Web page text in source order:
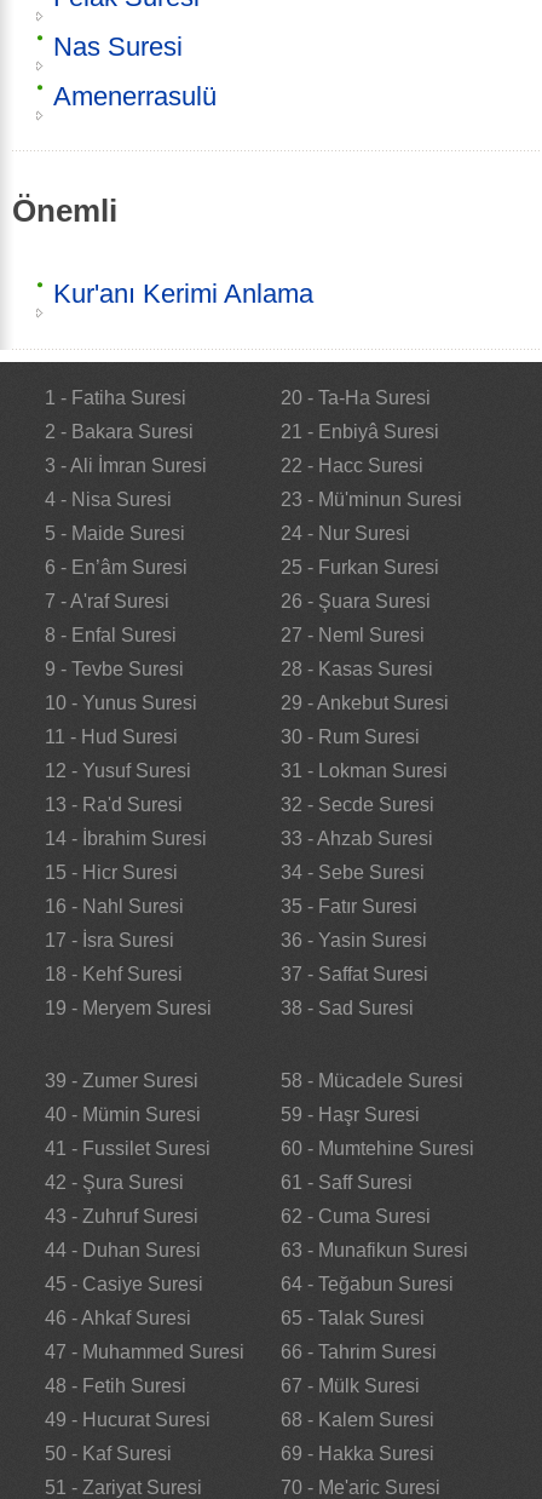
Nas Suresi
Amenerrasulü
Önemli
Kur'anı Kerimi Anlama
1 - Fatiha Suresi
2 - Bakara Suresi
3 - Ali İmran Suresi
4 - Nisa Suresi
5 - Maide Suresi
6 - En’âm Suresi
7 - A'raf Suresi
8 - Enfal Suresi
9 - Tevbe Suresi
10 - Yunus Suresi
11 - Hud Suresi
12 - Yusuf Suresi
13 - Ra'd Suresi
14 - İbrahim Suresi
15 - Hicr Suresi
16 - Nahl Suresi
17 - İsra Suresi
18 - Kehf Suresi
19 - Meryem Suresi
20 - Ta-Ha Suresi
21 - Enbiyâ Suresi
22 - Hacc Suresi
23 - Mü'minun Suresi
24 - Nur Suresi
25 - Furkan Suresi
26 - Şuara Suresi
27 - Neml Suresi
28 - Kasas Suresi
29 - Ankebut Suresi
30 - Rum Suresi
31 - Lokman Suresi
32 - Secde Suresi
33 - Ahzab Suresi
34 - Sebe Suresi
35 - Fatır Suresi
36 - Yasin Suresi
37 - Saffat Suresi
38 - Sad Suresi
39 - Zumer Suresi
40 - Mümin Suresi
41 - Fussilet Suresi
42 - Şura Suresi
43 - Zuhruf Suresi
44 - Duhan Suresi
45 - Casiye Suresi
46 - Ahkaf Suresi
47 - Muhammed Suresi
48 - Fetih Suresi
49 - Hucurat Suresi
50 - Kaf Suresi
51 - Zariyat Suresi
58 - Mücadele Suresi
59 - Haşr Suresi
60 - Mumtehine Suresi
61 - Saff Suresi
62 - Cuma Suresi
63 - Munafikun Suresi
64 - Teğabun Suresi
65 - Talak Suresi
66 - Tahrim Suresi
67 - Mülk Suresi
68 - Kalem Suresi
69 - Hakka Suresi
70 - Me'aric Suresi